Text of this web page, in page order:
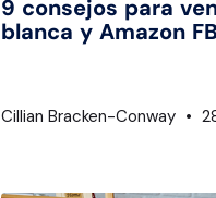
9 consejos para
blanca y Amazon
Cillian Bracken-Conway